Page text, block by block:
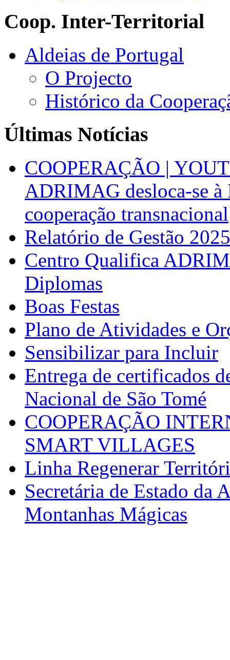
Coop. Inter-Territorial
Aldeias de Portugal
O Projecto
Histórico da
Últimas Notícias
COOPERAÇÃO |
ADRIMAG desloca-se
cooperação transnacional
Relatório de Gestão 2025
Centro Qualifica
Diplomas
Boas Festas
Plano de Atividades e
Sensibilizar para Incluir
Entrega de certificados
Nacional de São Tomé
COOPERAÇÃO
SMART VILLAGES
Linha Regenerar
Secretária de Estado da
Montanhas Mágicas